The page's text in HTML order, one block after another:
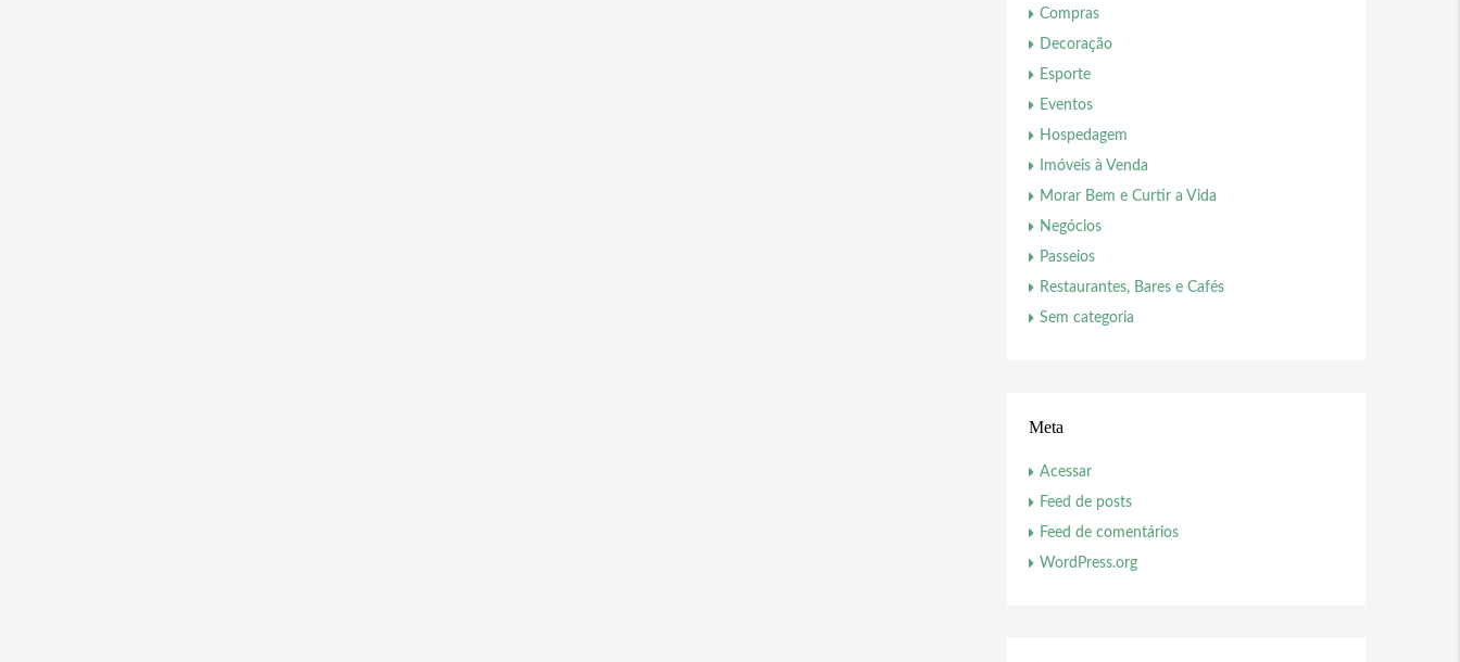
Compras
Decoração
Esporte
Eventos
Hospedagem
Imóveis à Venda
Morar Bem e Curtir a Vida
Negócios
Passeios
Restaurantes, Bares e Cafés
Sem categoria
Meta
Acessar
Feed de posts
Feed de comentários
WordPress.org